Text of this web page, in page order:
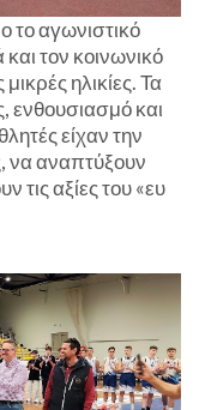
το αγωνιστικό
τον κοινωνικό
ηλικίες. Τα
ενθουσιασμό και
είχαν την
να αναπτύξουν
τις αξίες του «ευ